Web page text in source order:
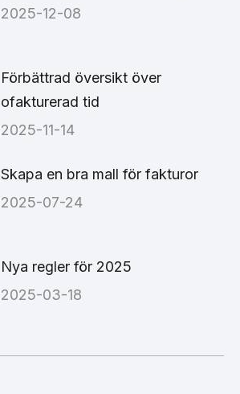
2025-12-08
Förbättrad översikt över
ofakturerad tid
2025-11-14
Skapa en bra mall för fakturor
2025-07-24
Nya regler för 2025
2025-03-18